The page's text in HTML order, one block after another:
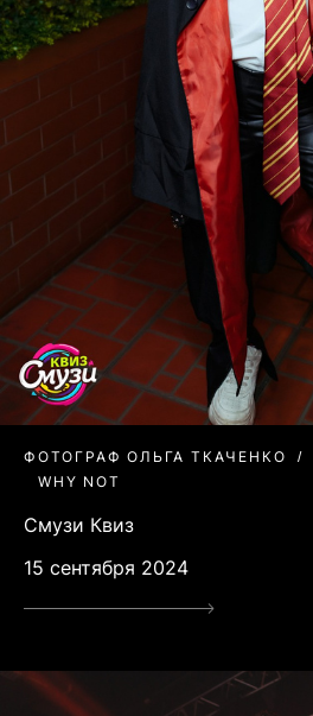
ФОТОГРАФ ОЛЬГА ТКАЧЕНКО
WHY NOT
Смузи Квиз
15 сентября 2024